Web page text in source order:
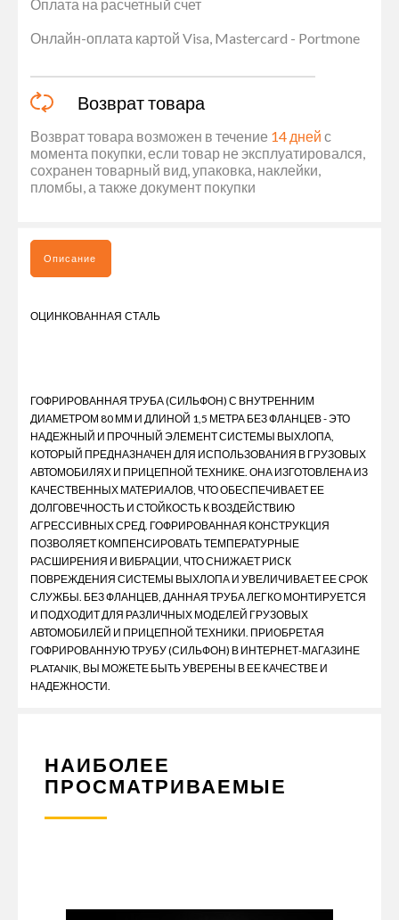
Оплата на расчетный счет
Онлайн-оплата картой Visa, Mastercard - Portmone
Возврат товара
Возврат товара возможен в течение 14 дней с
момента покупки, если товар не эксплуатировался,
сохранен товарный вид, упаковка, наклейки,
пломбы, а также документ покупки
Описание
ОЦИНКОВАННАЯ СТАЛЬ
ГОФРИРОВАННАЯ ТРУБА (СИЛЬФОН) С ВНУТРЕННИМ
ДИАМЕТРОМ 80 ММ И ДЛИНОЙ 1,5 МЕТРА БЕЗ ФЛАНЦЕВ - ЭТО
НАДЕЖНЫЙ И ПРОЧНЫЙ ЭЛЕМЕНТ СИСТЕМЫ ВЫХЛОПА,
КОТОРЫЙ ПРЕДНАЗНАЧЕН ДЛЯ ИСПОЛЬЗОВАНИЯ В ГРУЗОВЫХ
АВТОМОБИЛЯХ И ПРИЦЕПНОЙ ТЕХНИКЕ. ОНА ИЗГОТОВЛЕНА ИЗ
КАЧЕСТВЕННЫХ МАТЕРИАЛОВ, ЧТО ОБЕСПЕЧИВАЕТ ЕЕ
ДОЛГОВЕЧНОСТЬ И СТОЙКОСТЬ К ВОЗДЕЙСТВИЮ
АГРЕССИВНЫХ СРЕД. ГОФРИРОВАННАЯ КОНСТРУКЦИЯ
ПОЗВОЛЯЕТ КОМПЕНСИРОВАТЬ ТЕМПЕРАТУРНЫЕ
РАСШИРЕНИЯ И ВИБРАЦИИ, ЧТО СНИЖАЕТ РИСК
ПОВРЕЖДЕНИЯ СИСТЕМЫ ВЫХЛОПА И УВЕЛИЧИВАЕТ ЕЕ СРОК
СЛУЖБЫ. БЕЗ ФЛАНЦЕВ, ДАННАЯ ТРУБА ЛЕГКО МОНТИРУЕТСЯ
И ПОДХОДИТ ДЛЯ РАЗЛИЧНЫХ МОДЕЛЕЙ ГРУЗОВЫХ
АВТОМОБИЛЕЙ И ПРИЦЕПНОЙ ТЕХНИКИ. ПРИОБРЕТАЯ
ГОФРИРОВАННУЮ ТРУБУ (СИЛЬФОН) В ИНТЕРНЕТ-МАГАЗИНЕ
PLATANIK, ВЫ МОЖЕТЕ БЫТЬ УВЕРЕНЫ В ЕЕ КАЧЕСТВЕ И
НАДЕЖНОСТИ.
НАИБОЛЕЕ
ПРОСМАТРИВАЕМЫЕ